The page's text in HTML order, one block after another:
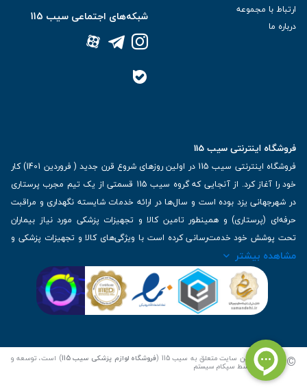
ارتباط با مجموعه
درباره ما
شبکه‌های اجتماعی سیب 115
فروشگاه اینترنتی سیب 115
فروشگاه اینترنتی سیب 115 در اولین روزهای شروع قرن جدید ( فروردین 1401) کار
خود را آغاز کرد. از آنجایی که گروه سیب 115 قسمتی از یک تیم مجرب پرستاری
در شهرجهانی یزد بوده است و سال‌ها در ارائه خدمات شایسته نگهداری و مراقبت
حرفه‌ای (پرستاری) و همینطور تامین کالا و تجهیزات پزشکی مورد نیاز بیماران
تحت پوشش خود خدمت‌رسانی کرده است با ویژگی‌های کالا و تجهیزات پزشکی و
برترین برندهای موجود در بازار اطلاعات بسیار ارزشمندی را دارا می‌باشد
| تلفن تماس : 36333383-035 | ایمیل: Info@Sib115.com
مشاهده بیشتر
© کلیه حقوق این سایت متعلق به سیب 115 ( فروشگاه لوازم پزشکی سیب 115 ) است، توسعه و
کدنویسی توسط سپکام سیستم